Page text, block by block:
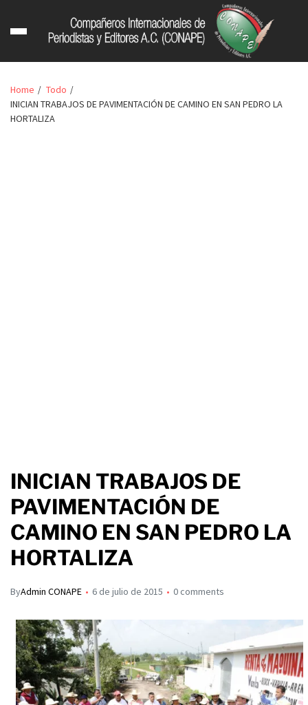
Home
Todo
INICIAN TRABAJOS DE PAVIMENTACIÓN DE CAMINO EN SAN PEDRO LA
HORTALIZA
INICIAN TRABAJOS DE
PAVIMENTACIÓN DE
CAMINO EN SAN PEDRO LA
HORTALIZA
ByAdmin CONAPE 6 de julio de 2015 0 comments